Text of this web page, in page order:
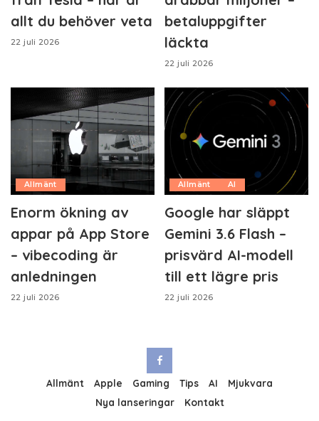
allt du behöver veta
22 juli 2026
betaluppgifter
läckta
22 juli 2026
Allmänt
Enorm ökning av
appar på App Store
– vibecoding är
anledningen
22 juli 2026
Allmänt AI
Google har släppt
Gemini 3.6 Flash –
prisvärd AI-modell
till ett lägre pris
22 juli 2026
Allmänt Apple Gaming Tips AI
Mjukvara
Nya lanseringar
Kontakt